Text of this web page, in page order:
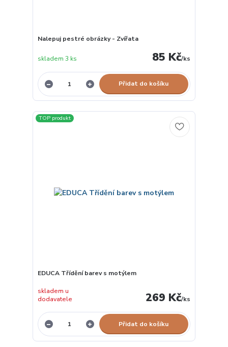
Nalepuj pestré obrázky - Zvířata
85 Kč/ks
skladem 3 ks
Přidat do košíku
TOP produkt
EDUCA Třídění barev s motýlem
269 Kč/ks
skladem u
dodavatele
Přidat do košíku